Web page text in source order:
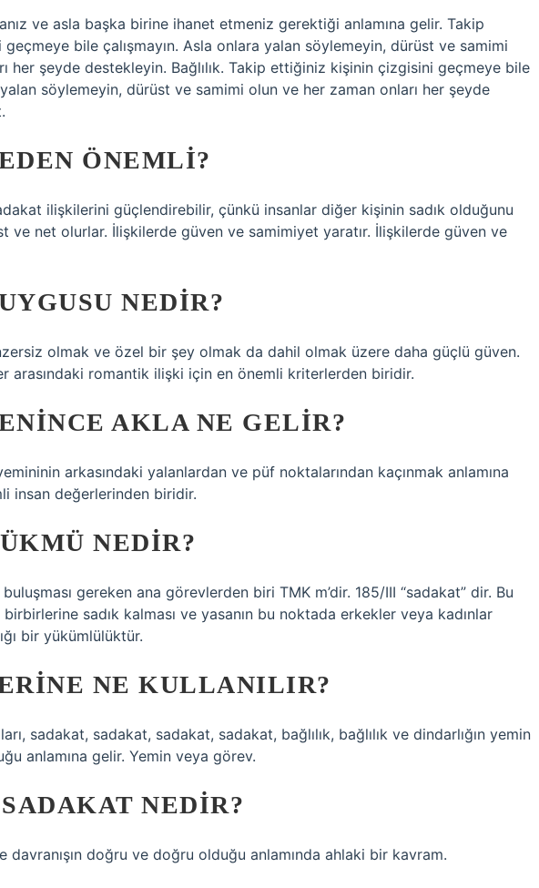
ve asla başka birine ihanet etmeniz gerektiği anlamına gelir. Takip
bile çalışmayın. Asla onlara yalan söylemeyin, dürüst ve samimi
her şeyde destekleyin. Bağlılık. Takip ettiğiniz kişinin çizgisini geçmeye bile
yalan söylemeyin, dürüst ve samimi olun ve her zaman onları her şeyde
ÖNEMLI?
ilişkilerini güçlendirebilir, çünkü insanlar diğer kişinin sadık olduğunu
ve net olurlar. İlişkilerde güven ve samimiyet yaratır. İlişkilerde güven ve
NEDIR?
olmak ve özel bir şey olmak da dahil olmak üzere daha güçlü güven.
arasındaki romantik ilişki için en önemli kriterlerden biridir.
AKLA NE GELIR?
arkasındaki yalanlardan ve püf noktalarından kaçınmak anlamına
insan değerlerinden biridir.
NEDIR?
gereken ana görevlerden biri TMK m’dir. 185/III “sadakat” dir. Bu
sadık kalması ve yasanın bu noktada erkekler veya kadınlar
bir yükümlülüktür.
NE KULLANILIR?
sadakat, sadakat, sadakat, sadakat, bağlılık, bağlılık ve dindarlığın yemin
anlamına gelir. Yemin veya görev.
NEDIR?
davranışın doğru ve doğru olduğu anlamında ahlaki bir kavram.